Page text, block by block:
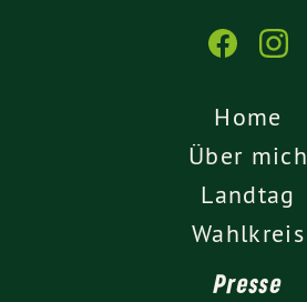
Home
Über mich
Landtag
Wahlkreis
Presse